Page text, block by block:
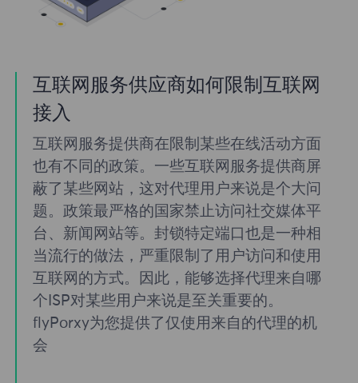
互联网服务供应商如何限制互联网
接入
互联网服务提供商在限制某些在线活动方面
也有不同的政策。一些互联网服务提供商屏
蔽了某些网站，这对代理用户来说是个大问
题。政策最严格的国家禁止访问社交媒体平
台、新闻网站等。封锁特定端口也是一种相
当流行的做法，严重限制了用户访问和使用
互联网的方式。因此，能够选择代理来自哪
个ISP对某些用户来说是至关重要的。
flyPorxy为您提供了仅使用来自的代理的机
会